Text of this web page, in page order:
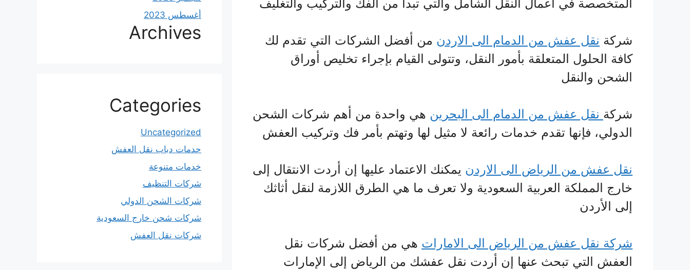
المتخصصة في أعمال النقل الشامل والتي تبدأ من الفك والتركيب والتغليف
شركة نقل عفش من الدمام الى الاردن من أفضل الشركات التي تقدم لك
كافة الحلول المتعلقة بأمور النقل، وتتولى القيام بإجراء تخليص أوراق
الشحن والنقل
شركة نقل عفش من الدمام الى البحرين هي واحدة من أهم شركات الشحن
الدولي، فإنها تقدم خدمات رائعة لا مثيل لها وتهتم بأمر فك وتركيب العفش
نقل عفش من الرياض الى الاردن يمكنك الاعتماد عليها إن أردت الانتقال إلى
خارج المملكة العربية السعودية ولا تعرف ما هي الطرق اللازمة لنقل أثاثك
إلى الأردن
شركة نقل عفش من الرياض الى الامارات هي من أفضل شركات نقل
العفش التي تبحث عنها إن أردت نقل عفشك من الرياض إلى الإمارات
أغسطس 2023
Archives
Categories
Uncategorized
حدمات دباب نقل العفش
خدمات متنوعة
شركات التنظيف
شركات الشحن الدولي
شركات شحن خارج السعودية
شركات نقل العفش